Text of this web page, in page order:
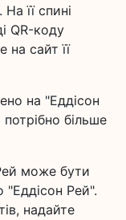
її спині
QR-коду
сайт її
на "Еддісон
більше
може бути
"Еддісон Рей".
надайте